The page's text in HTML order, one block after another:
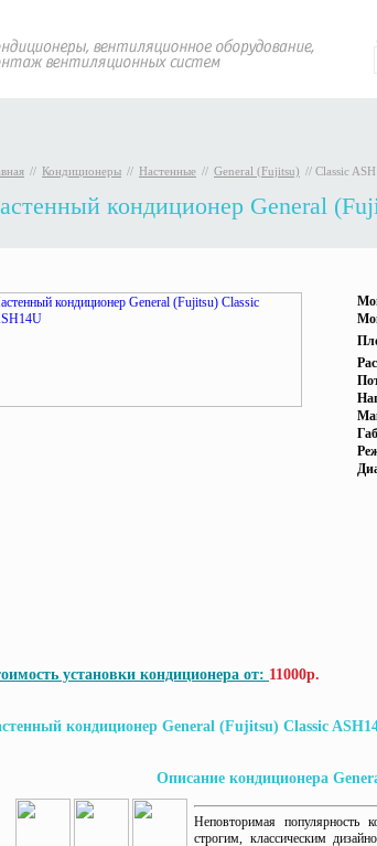
// Кондиционеры // Настенные // General (Fujitsu) // Classic
кондиционер General
установки кондиционера от: 11000р.
кондиционер General (Fujitsu) Classic
Описание кондиционера
Неповторимая популярность
строгим, классическим